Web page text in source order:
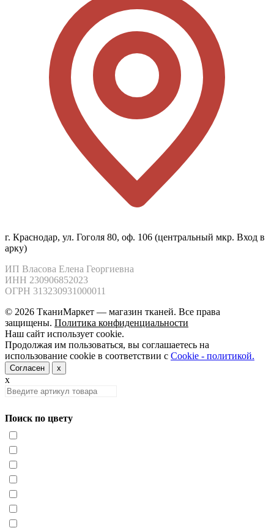
г. Краснодар, ул. Гоголя 80, оф. 106 (центральный мкр. Вход в
арку)
ИП Власова Елена Георгиевна
ИНН 230906852023
ОГРН 313230931000011
© 2026 ТканиМаркет — магазин тканей. Все права
защищены. Политика конфиденциальности
Наш сайт использует cookie.
Продолжая им пользоваться, вы соглашаетесь на
использование cookie в соответствии с Cookie - политикой.
Согласен x
x
Поиск по цвету